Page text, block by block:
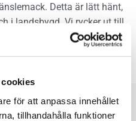
för att anpassa innehållet
tillhandahålla funktioner
Detta är lätt hänt,
i landsbygd. Vi rycker ut till
tom tank och tankar din bil